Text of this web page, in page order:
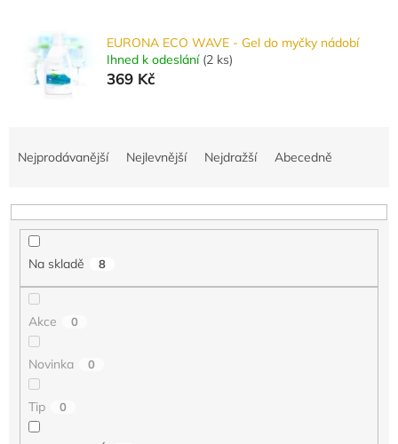
EURONA ECO WAVE - Gel do myčky nádobí
Ihned k odeslání (2 ks)
369 Kč
n
Nejprodávanější Nejlevnější Nejdražší Abecedně
Na skladě 8
Akce 0
Novinka 0
Tip 0